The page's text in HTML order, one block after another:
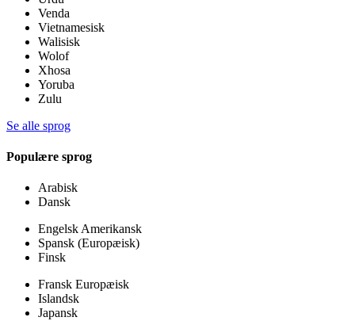
Venda
Vietnamesisk
Walisisk
Wolof
Xhosa
Yoruba
Zulu
Se alle sprog
Populære sprog
Arabisk
Dansk
Engelsk Amerikansk
Spansk (Europæisk)
Finsk
Fransk Europæisk
Islandsk
Japansk